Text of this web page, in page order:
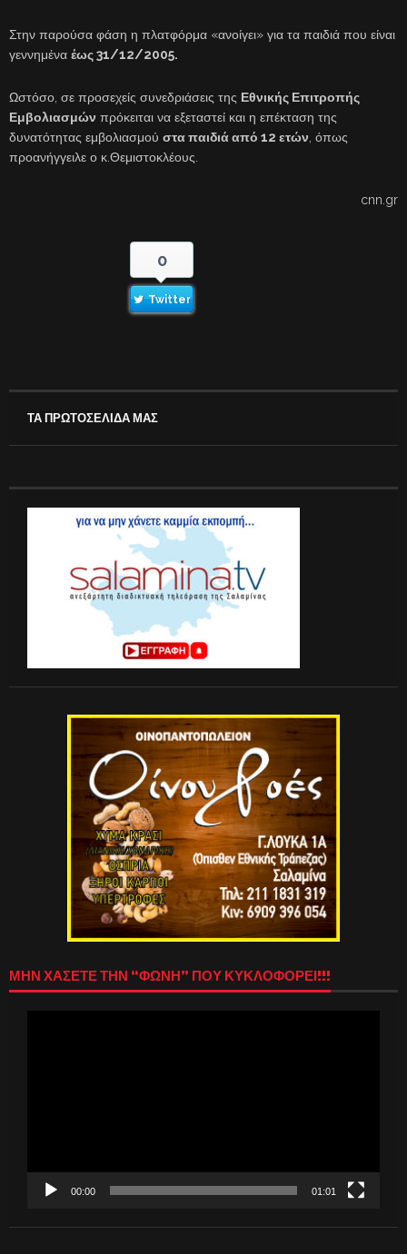
Στην παρούσα φάση η πλατφόρμα «ανοίγει» για τα παιδιά που είναι
γεννημένα έως 31/12/2005.
Ωστόσο, σε προσεχείς συνεδριάσεις της Εθνικής Επιτροπής
Εμβολιασμών πρόκειται να εξεταστεί και η επέκταση της
δυνατότητας εμβολιασμού στα παιδιά από 12 ετών , όπως
προανήγγειλε ο κ.Θεμιστοκλέους.
cnn.gr
0
Twitter
ΤΑ ΠΡΩΤΟΣΕΛΙΔΑ ΜΑΣ
ΜΗΝ ΧΑΣΕΤΕ ΤΗΝ “ΦΩΝΗ” ΠΟΥ ΚΥΚΛΟΦΟΡΕΙ!!!
00:00 01:01